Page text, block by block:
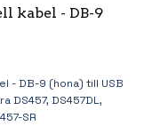
kabel - DB-9
- DB-9 (hona) till USB
DS457, DS457DL,
SR